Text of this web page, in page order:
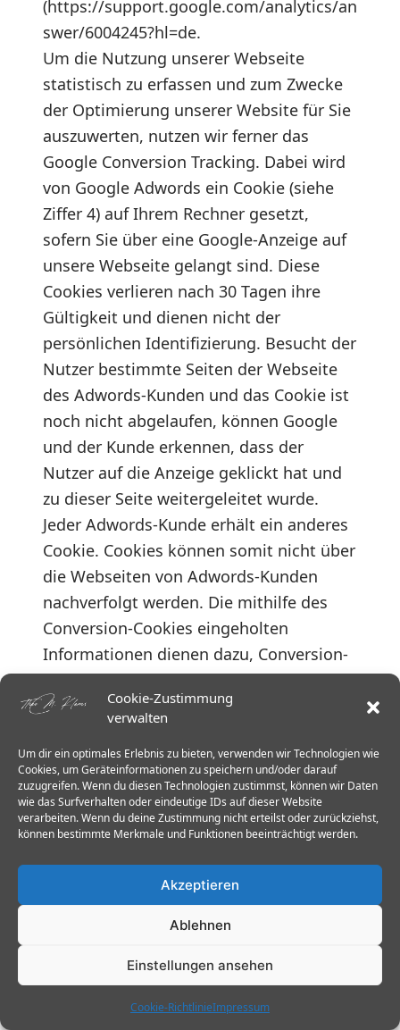
Cookie-Zustimmung
verwalten
Um dir ein optimales Erlebnis zu bieten, verwenden wir Technologien wie
Cookies, um Geräteinformationen zu speichern und/oder darauf
zuzugreifen. Wenn du diesen Technologien zustimmst, können wir Daten
wie das Surfverhalten oder eindeutige IDs auf dieser Website
verarbeiten. Wenn du deine Zustimmung nicht erteilst oder zurückziehst,
können bestimmte Merkmale und Funktionen beeinträchtigt werden.
Akzeptieren
Ablehnen
Einstellungen ansehen
Cookie-RichtlinieImpressum
(https://support.google.com/analytics/an
swer/6004245?hl=de.
Um die Nutzung unserer Webseite
statistisch zu erfassen und zum Zwecke
der Optimierung unserer Website für Sie
auszuwerten, nutzen wir ferner das
Google Conversion Tracking. Dabei wird
von Google Adwords ein Cookie (siehe
Ziffer 4) auf Ihrem Rechner gesetzt,
sofern Sie über eine Google-Anzeige auf
unsere Webseite gelangt sind. Diese
Cookies verlieren nach 30 Tagen ihre
Gültigkeit und dienen nicht der
persönlichen Identifizierung. Besucht der
Nutzer bestimmte Seiten der Webseite
des Adwords-Kunden und das Cookie ist
noch nicht abgelaufen, können Google
und der Kunde erkennen, dass der
Nutzer auf die Anzeige geklickt hat und
zu dieser Seite weitergeleitet wurde.
Jeder Adwords-Kunde erhält ein anderes
Cookie. Cookies können somit nicht über
die Webseiten von Adwords-Kunden
nachverfolgt werden. Die mithilfe des
Conversion-Cookies eingeholten
Informationen dienen dazu, Conversion-
Statistiken für Adwords-Kunden zu
erstellen, die sich für Conversion-
Adwords-Kunden erfahren die
Gesamtanzahl der Nutzer, die auf ihre
Anzeige geklickt haben und zu einer mit
einem Conversion-Tracking-Tag
versehenen Seite weitergeleitet wurden.
Sie erhalten jedoch keine Informationen,
dem Tracking-Verfahren teilnehmen
möchten, können Sie auch das hierfür
erforderliche Setzen eines Cookies